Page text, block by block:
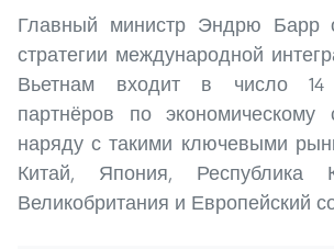
Главный министр Эндрю Барр
стратегии международной
Вьетнам входит в число 14
партнёров по экономическому
наряду с такими ключевыми
Китай, Япония, Республика
Великобритания и Европейский